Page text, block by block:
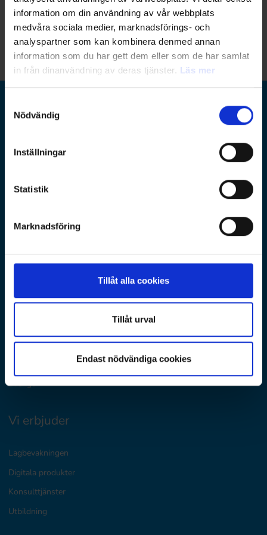
information om din användning av vår webbplats
medvåra sociala medier, marknadsförings- och
analyspartner som kan kombinera denmed annan
information som du har gett dem eller som de har samlat
in från dinanvändning av deras tjänster. Läs mer
Nödvändig
Inställningar
Statistik
Marknadsföring
Tillåt alla cookies
Tillåt urval
Endast nödvändiga cookies
Ramboll Group
Ramboll Sverige
Postadress: Box 17009
104 62 Stockholm
Legal Disclaimer
D&E Nordics
Danmark
Sverige
Vi erbjuder
Lagbevakningen
Digitala produkter
Konsulttjänster
Utbildning